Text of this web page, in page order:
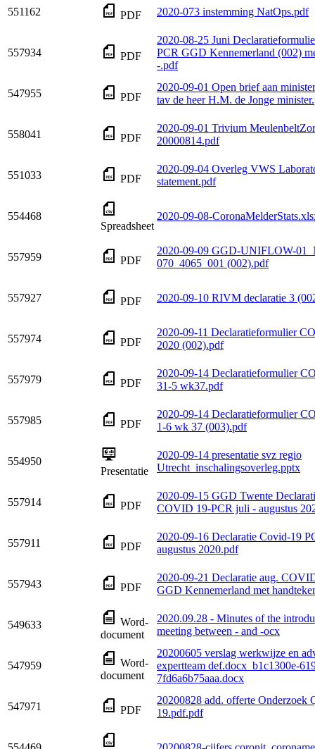
551162 PDF 2020-073 instemming NatOps.pdf
557934 PDF
2020-08-25 Juni
PCR GGD Kennemerland (002)
-.pdf
547955 PDF
2020-09-01 Open brief aan
tav de heer H.M. de Jonge
558041 PDF
2020-09-01 Trivium
20000814.pdf
551033 PDF
2020-09-04 Overleg VWS
statement.pdf
554468
Spreadsheet
2020-09-08-
557959 PDF
2020-09-09 GGD-UNIFLOW-
070_4065_001 (002).pdf
557927 PDF 2020-09-10 RIVM declaratie 3
557974 PDF
2020-09-11 Declaratieformulier
2020 (002).pdf
557979 PDF
2020-09-14 Declaratieformulier
31-5 wk37.pdf
557985 PDF
2020-09-14 Declaratieformulier
1-6 wk 37 (003).pdf
554950
Presentatie
2020-09-14 presentatie svz regio
Utrecht_inschalingsoverleg.pptx
557914 PDF
2020-09-15 GGD Twente
COVID 19-PCR juli - augustus
557911 PDF
2020-09-16 Declaratie Covid-19
augustus 2020.pdf
557943 PDF
2020-09-21 Declaratie aug.
GGD Kennemerland met
549633
Word-
document
2020.09.28 - Minutes of the
meeting between - and -ocx
547959
Word-
document
20200605 verslag werkwijze en
expertteam def.docx_b1c1300e-
7fd6a6b75aaa.docx
547971 PDF
20200828 add. offerte Onderzoek
19.pdf.pdf